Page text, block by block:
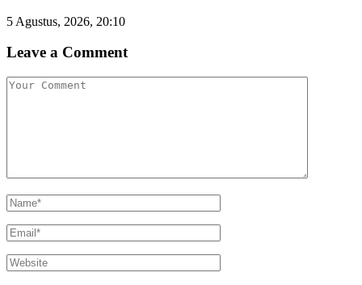
5 Agustus, 2026, 20:10
Leave a Comment